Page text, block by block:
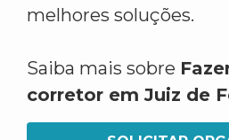
melhores soluções.
Saiba mais sobre
corretor em Juiz de